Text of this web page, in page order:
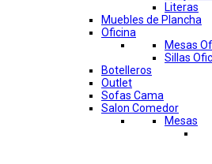
Literas
Muebles de Plancha
Oficina
Mesas
Sillas
Botelleros
Outlet
Sofas Cama
Salon Comedor
Mesas